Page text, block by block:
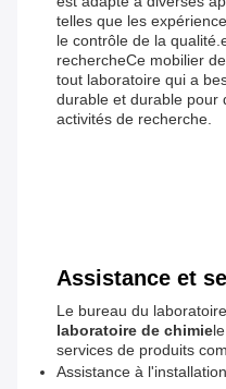
telles que les
le contrôle de la
rechercheCe mobilier
tout laboratoire qui a
durable et durable pour
activités de recherche.
Assistance et
Le bureau du
laboratoire de chimie
services de produits
Assistance à